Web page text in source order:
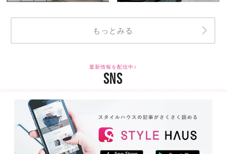
もっとみる
最新情報を配信中♪
SNS